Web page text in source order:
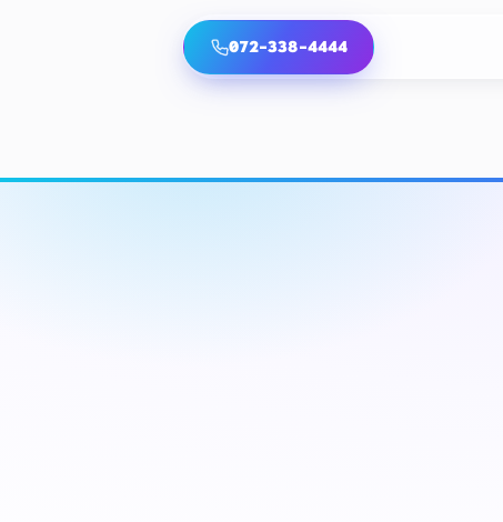
072-338-4444